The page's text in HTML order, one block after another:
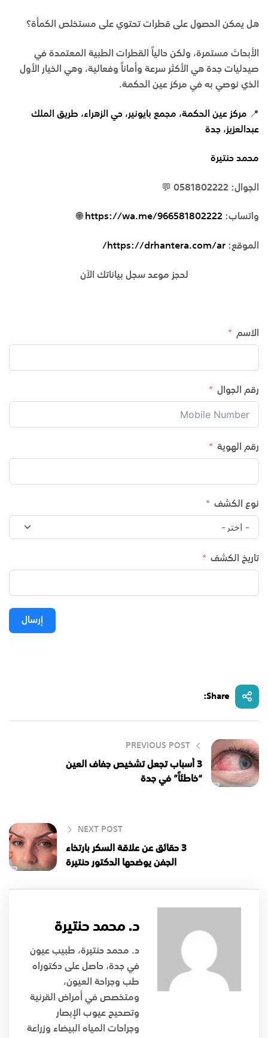
هل يمكن الحصول على قطرات تحتوي على مستخلص الكمأة؟
الأبحاث مستمرة، ولكن حالياً القطرات الطبية المعتمدة في
صيدليات جدة هي الأكثر سرعة وأماناً وفعالية، وهي الخيار الأول
الذي نوصي به في مركز عين الحكمة.
📍 مركز عين الحكمة، مجمع بايونير، حي الزهراء، طريق الملك
عبدالعزيز، جدة
محمد حنتيرة
الجوال: 0581802222 💬
واتساب: https://wa.me/966581802222 🌐
الموقع: https://drhantera.com/ar/
لحجز موعد سجل بياناتك الآن
الاسم
رقم الجوال
رقم الهوية
نوع الكشف
تاريخ الكشف
إرسال
Share:
PREVIOUS POST
3 أسباب تجعل تشخيص جفاف العين
“خاطئاً” في جدة
NEXT POST
3 حقائق عن علاقة السكر بارتخاء
الجفن يوضحها الدكتور حنتيرة
د. محمد حنتيرة
د. محمد حنتيرة، طبيب عيون
في جدة، حاصل على دكتوراه
طب وجراحة العيون،
ومتخصص في أمراض القرنية
وتصحيح عيوب الإبصار
وجراحات المياه البيضاء وزراعة